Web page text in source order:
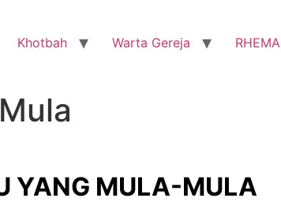
Khotbah Warta Gereja RHEMA
YANG MULA-MULA